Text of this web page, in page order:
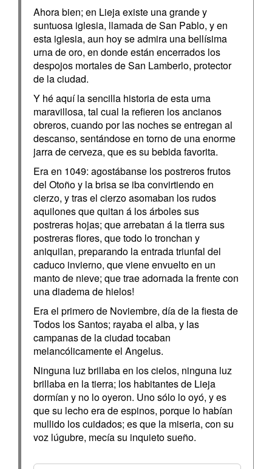
Ahora bien; en Lieja existe una grande y
suntuosa iglesia, llamada de San Pablo, y en
esta iglesia, aun hoy se admira una bellísima
urna de oro, en donde están encerrados los
despojos mortales de San Lamberlo, protector
de la ciudad.
Y hé aquí la sencilla historia de esta urna
maravillosa, tal cual la refieren los ancianos
obreros, cuando por las noches se entregan al
descanso, sentándose en torno de una enorme
jarra de cerveza, que es su bebida favorita.
Era en 1049: agostábanse los postreros frutos
del Otoño y la brisa se iba convirtiendo en
cierzo, y tras el cierzo asomaban los rudos
aquilones que quitan á los árboles sus
postreras hojas; que arrebatan á la tierra sus
postreras flores, que todo lo tronchan y
aniquilan, preparando la entrada triunfal del
caduco invierno, que viene envuelto en un
manto de nieve; que trae adornada la frente con
una diadema de hielos!
Era el primero de Noviembre, día de la fiesta de
Todos los Santos; rayaba el alba, y las
campanas de la ciudad tocaban
melancólicamente el Angelus.
Ninguna luz brillaba en los cielos, ninguna luz
brillaba en la tierra; los habitantes de Lieja
dormían y no lo oyeron. Uno sólo lo oyó, y es
que su lecho era de espinos, porque lo habían
mullido los cuidados; es que la miseria, con su
voz lúgubre, mecía su inquieto sueño.